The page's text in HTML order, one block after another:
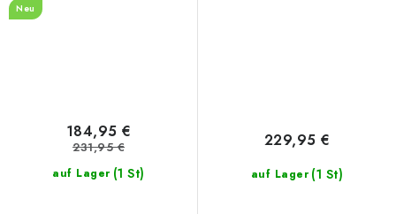
Neu
auf Lager (1 St)
184,95 €
231,95 €
auf Lager (1 St)
229,95 €